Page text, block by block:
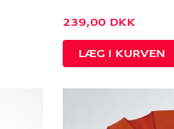
239,00 DKK